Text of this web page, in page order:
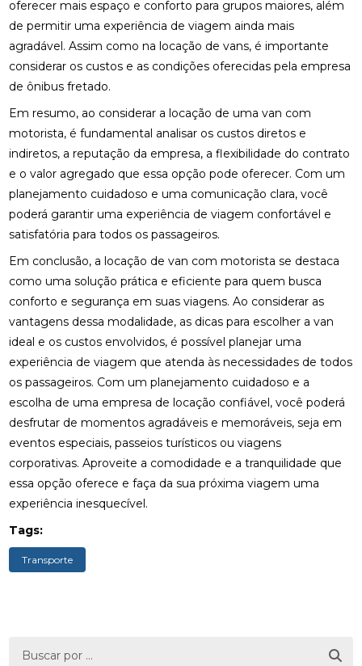
oferecer mais espaço e conforto para grupos maiores, além
de permitir uma experiência de viagem ainda mais
agradável. Assim como na locação de vans, é importante
considerar os custos e as condições oferecidas pela empresa
de ônibus fretado.
Em resumo, ao considerar a locação de uma van com
motorista, é fundamental analisar os custos diretos e
indiretos, a reputação da empresa, a flexibilidade do contrato
e o valor agregado que essa opção pode oferecer. Com um
planejamento cuidadoso e uma comunicação clara, você
poderá garantir uma experiência de viagem confortável e
satisfatória para todos os passageiros.
Em conclusão, a locação de van com motorista se destaca
como uma solução prática e eficiente para quem busca
conforto e segurança em suas viagens. Ao considerar as
vantagens dessa modalidade, as dicas para escolher a van
ideal e os custos envolvidos, é possível planejar uma
experiência de viagem que atenda às necessidades de todos
os passageiros. Com um planejamento cuidadoso e a
escolha de uma empresa de locação confiável, você poderá
desfrutar de momentos agradáveis e memoráveis, seja em
eventos especiais, passeios turísticos ou viagens
corporativas. Aproveite a comodidade e a tranquilidade que
essa opção oferece e faça da sua próxima viagem uma
experiência inesquecível.
Tags:
Transporte